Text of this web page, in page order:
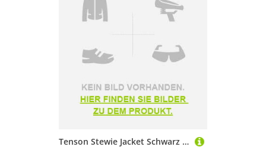
Tenson Stewie Jacket Schwarz XL Mann